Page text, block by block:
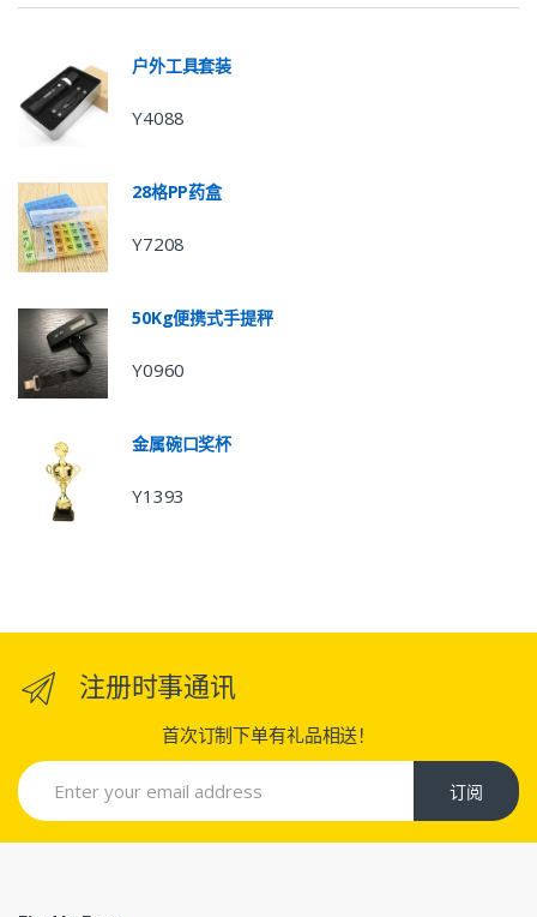
户外工具套装
Y4088
28格PP药盒
Y7208
50Kg便携式手提秤
Y0960
金属碗口奖杯
Y1393
注册时事通讯
首次订制下单有礼品相送！
订阅